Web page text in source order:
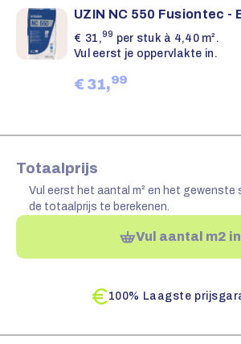
UZIN NC 550 Fusiontec -
€ 31,99 per stuk à 4,40 m².
Vul eerst je oppervlakte in.
€ 31,99
Totaalprijs
Vul eerst het aantal m² en het gewenste
de totaalprijs te berekenen.
Vul aantal m2 in
100% Laagste